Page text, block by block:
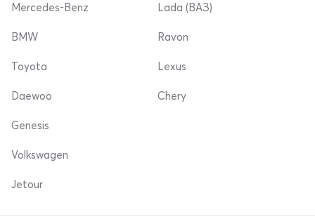
Mercedes-Benz Lada (ВАЗ)
BMW
Toyota
Daewoo
Ravon
Lexus
Chery
Genesis
Volkswagen
Jetour